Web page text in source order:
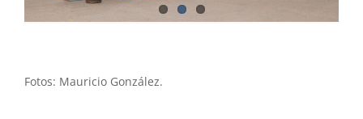
Fotos: Mauricio González.